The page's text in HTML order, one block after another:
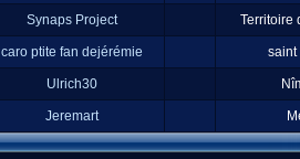
Synaps Project Territoire
caro ptite fan dejérémie saint
Ulrich30
Jeremart